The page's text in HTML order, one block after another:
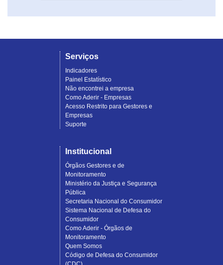
Serviços
Indicadores
Painel Estatístico
Não encontrei a empresa
Como Aderir - Empresas
Acesso Restrito para Gestores e
Empresas
Suporte
Institucional
Órgãos Gestores e de
Monitoramento
Ministério da Justiça e Segurança
Pública
Secretaria Nacional do Consumidor
Sistema Nacional de Defesa do
Consumidor
Como Aderir - Órgãos de
Monitoramento
Quem Somos
Código de Defesa do Consumidor